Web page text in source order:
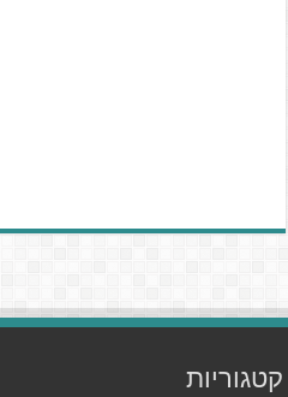
קטגוריות